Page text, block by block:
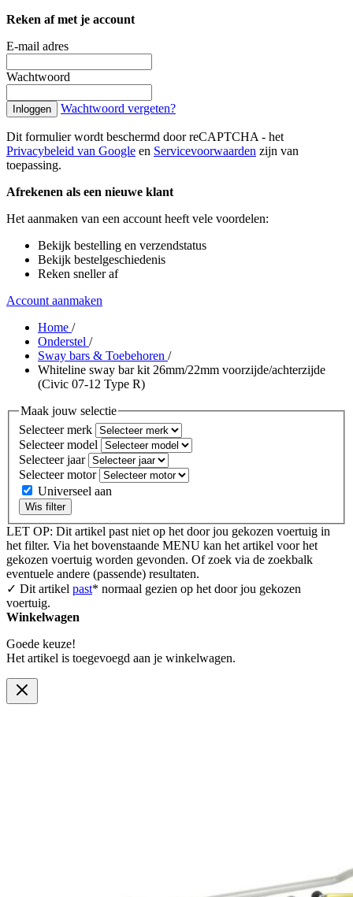
Reken af met je account
E-mail adres
Wachtwoord
Inloggen Wachtwoord vergeten?
Dit formulier wordt beschermd door reCAPTCHA - het
Privacybeleid van Google en Servicevoorwaarden zijn van
toepassing.
Afrekenen als een nieuwe klant
Het aanmaken van een account heeft vele voordelen:
Bekijk bestelling en verzendstatus
Bekijk bestelgeschiedenis
Reken sneller af
Account aanmaken
Home /
Onderstel /
Sway bars & Toebehoren /
Whiteline sway bar kit 26mm/22mm voorzijde/achterzijde
(Civic 07-12 Type R)
Maak jouw selectie
Selecteer merk
Selecteer model
Selecteer jaar
Selecteer motor
Universeel aan
Wis filter
LET OP: Dit artikel past niet op het door jou gekozen voertuig in
het filter. Via het bovenstaande MENU kan het artikel voor het
gekozen voertuig worden gevonden. Of zoek via de zoekbalk
eventuele andere (passende) resultaten.
✓ Dit artikel past* normaal gezien op het door jou gekozen
voertuig.
Winkelwagen
Goede keuze!
Het artikel is toegevoegd aan je winkelwagen.